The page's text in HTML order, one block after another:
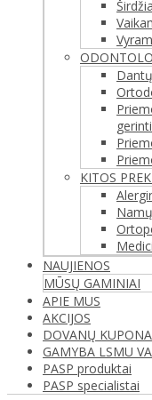
gerinti
KITOS
NAUJIENOS
MŪSŲ GAMINIAI
APIE MUS
AKCIJOS
DOVANŲ
GAMYBA LSMU
PASP produktai
PASP specialistai